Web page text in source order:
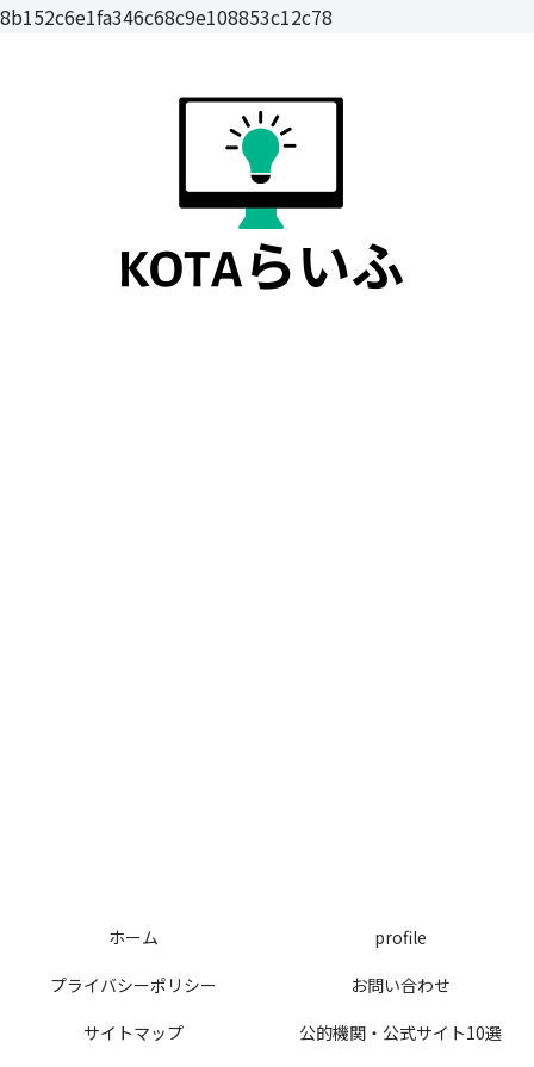
8b152c6e1fa346c68c9e108853c12c78
ホーム
profile
プライバシーポリシー
お問い合わせ
サイトマップ
公的機関・公式サイト10選